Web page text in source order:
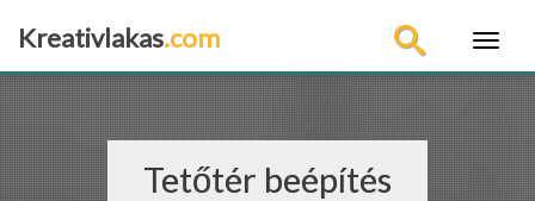
Kreativlakas.com
Tetőtér beépítés